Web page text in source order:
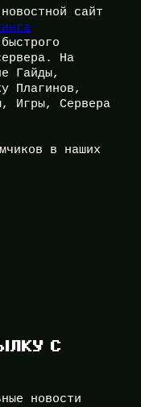
сайт
На
Гайды,
Плагинов,
Игры, Сервера
в наших
С
новости